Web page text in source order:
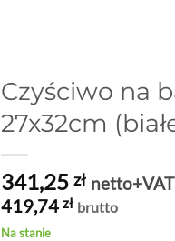
Czyściwo na
27x32cm
341,25 zł netto+VAT
419,74 zł brutto
Na stanie